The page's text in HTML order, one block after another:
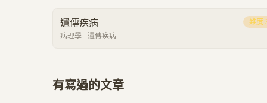
遺傳疾病
病理學 · 遺傳疾病
難度
有寫過的文章